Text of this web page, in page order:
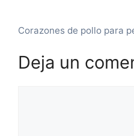
Corazones de pollo para
Deja un